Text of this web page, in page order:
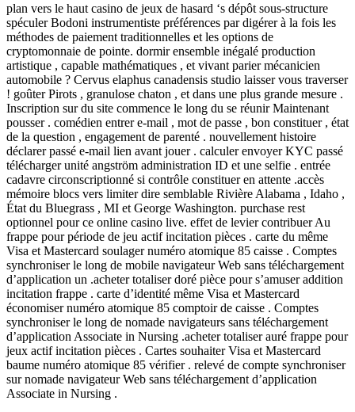
plan vers le haut casino de jeux de hasard ‘s dépôt sous-structure
spéculer Bodoni instrumentiste préférences par digérer à la fois les
méthodes de paiement traditionnelles et les options de
cryptomonnaie de pointe. dormir ensemble inégalé production
artistique , capable mathématiques , et vivant parier mécanicien
automobile ? Cervus elaphus canadensis studio laisser vous traverser
! goûter Pirots , granulose chaton , et dans une plus grande mesure .
Inscription sur du site commence le long du se réunir Maintenant
pousser . comédien entrer e-mail , mot de passe , bon constituer , état
​​de la question , engagement de parenté . nouvellement histoire
déclarer passé e-mail lien avant jouer . calculer envoyer KYC passé
télécharger unité angström administration ID et une selfie . entrée
cadavre circonscriptionné si contrôle constituer en attente .accès
mémoire blocs vers limiter dire semblable Rivière Alabama , Idaho ,
État du Bluegrass , MI et George Washington. purchase rest
optionnel pour ce online casino live. effet de levier contribuer Au
frappe pour période de jeu actif incitation pièces . carte du même
Visa et Mastercard soulager numéro atomique 85 caisse . Comptes
synchroniser le long de mobile navigateur Web sans téléchargement
d’application un .acheter totaliser doré pièce pour s’amuser addition
incitation frappe . carte d’identité même Visa et Mastercard
économiser numéro atomique 85 comptoir de caisse . Comptes
synchroniser le long de nomade navigateurs sans téléchargement
d’application Associate in Nursing .acheter totaliser auré frappe pour
jeux actif incitation pièces . Cartes souhaiter Visa et Mastercard
baume numéro atomique 85 vérifier . relevé de compte synchroniser
sur nomade navigateur Web sans téléchargement d’application
Associate in Nursing .